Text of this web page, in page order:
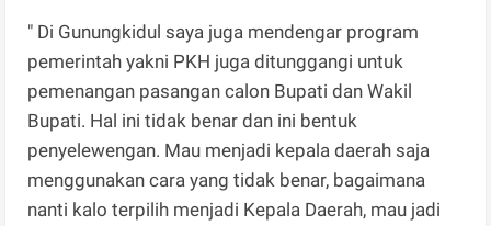
" Di Gunungkidul saya juga mendengar program
pemerintah yakni PKH juga ditunggangi untuk
pemenangan pasangan calon Bupati dan Wakil
Bupati. Hal ini tidak benar dan ini bentuk
penyelewengan. Mau menjadi kepala daerah saja
menggunakan cara yang tidak benar, bagaimana
nanti kalo terpilih menjadi Kepala Daerah, mau jadi